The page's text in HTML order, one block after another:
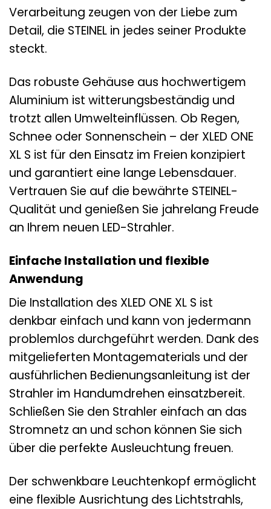
Verarbeitung zeugen von der Liebe zum
Detail, die STEINEL in jedes seiner Produkte
steckt.
Das robuste Gehäuse aus hochwertigem
Aluminium ist witterungsbeständig und
trotzt allen Umwelteinflüssen. Ob Regen,
Schnee oder Sonnenschein – der XLED ONE
XL S ist für den Einsatz im Freien konzipiert
und garantiert eine lange Lebensdauer.
Vertrauen Sie auf die bewährte STEINEL-
Qualität und genießen Sie jahrelang Freude
an Ihrem neuen LED-Strahler.
Einfache Installation und flexible
Anwendung
Die Installation des XLED ONE XL S ist
denkbar einfach und kann von jedermann
problemlos durchgeführt werden. Dank des
mitgelieferten Montagematerials und der
ausführlichen Bedienungsanleitung ist der
Strahler im Handumdrehen einsatzbereit.
Schließen Sie den Strahler einfach an das
Stromnetz an und schon können Sie sich
über die perfekte Ausleuchtung freuen.
Der schwenkbare Leuchtenkopf ermöglicht
eine flexible Ausrichtung des Lichtstrahls,